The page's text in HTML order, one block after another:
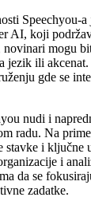
Speechyou-a
AI, koji
mogu
jezik ili
gde se
nudi i
radu. Na
stavke i ključne
i
da se
zadatke.